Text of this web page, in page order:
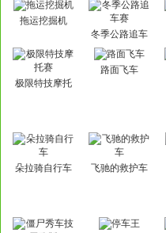
拖运挖掘机
冬季公路追车
极限特技摩托
路面飞车
朵拉骑自行车 飞驰的救护车